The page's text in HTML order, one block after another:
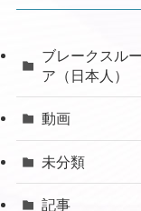
ブレークスル
ア（日本人）
動画
未分類
記事